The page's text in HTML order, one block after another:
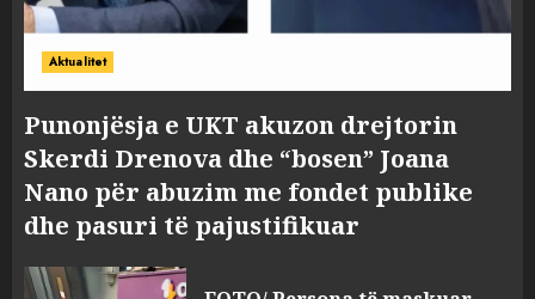
Aktualitet
Punonjësja e UKT akuzon drejtorin
Skerdi Drenova dhe “bosen” Joana
Nano për abuzim me fondet publike
dhe pasuri të pajustifikuar